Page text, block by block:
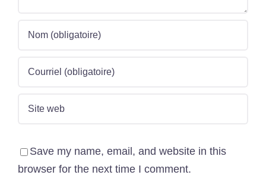
Save my name, email, and website in this
browser for the next time I comment.